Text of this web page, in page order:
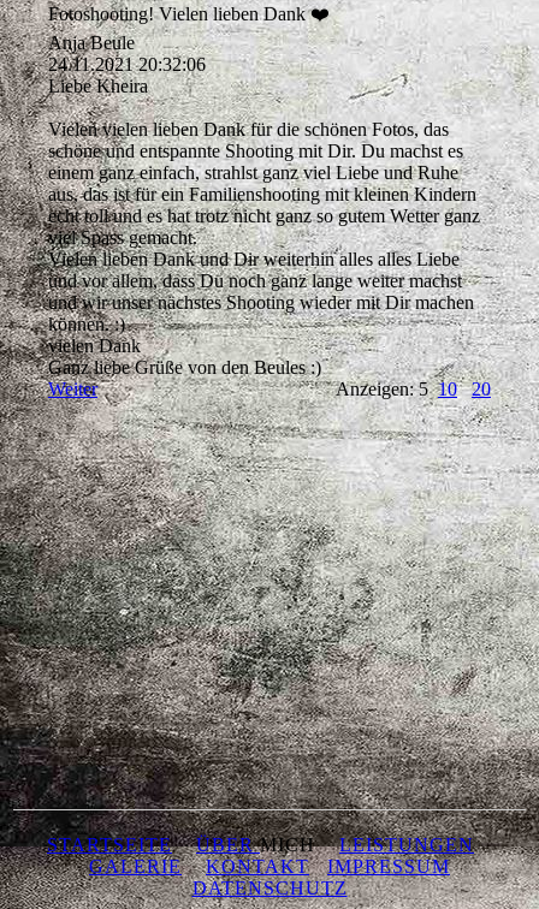
Fotoshooting! Vielen lieben Dank ❤️
Anja Beule
24.11.2021 20:32:06
Liebe Kheira
Vielen vielen lieben Dank für die schönen Fotos, das
schöne und entspannte Shooting mit Dir. Du machst es
einem ganz einfach, strahlst ganz viel Liebe und Ruhe
aus, das ist für ein Familienshooting mit kleinen Kindern
echt toll und es hat trotz nicht ganz so gutem Wetter ganz
viel Spass gemacht.
Vielen lieben Dank und Dir weiterhin alles alles Liebe
und vor allem, dass Du noch ganz lange weiter machst
und wir unser nächstes Shooting wieder mit Dir machen
können. :)
vielen Dank
Ganz liebe Grüße von den Beules :)
Weiter
Anzeigen: 510 20
STARTSEITE ÜBERMICHLEISTUNGEN
GALERIE
KONTAKT
IMPRESSUM
DATENSCHUTZ